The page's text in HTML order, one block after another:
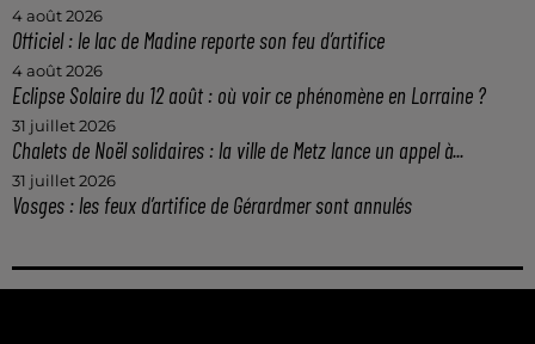
4 août 2026
Officiel : le lac de Madine reporte son feu d’artifice
4 août 2026
Eclipse Solaire du 12 août : où voir ce phénomène en Lorraine ?
31 juillet 2026
Chalets de Noël solidaires : la ville de Metz lance un appel à...
31 juillet 2026
Vosges : les feux d’artifice de Gérardmer sont annulés